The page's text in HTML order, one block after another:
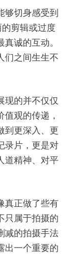
够切身感受到
剪辑或过度
诚的互动。
们之间生生不
现的并不仅仅
观的传递，
到更深入、更
录片，更是对
道精神、对平
真正做了些有
只属于拍摄的
减的拍摄手法
出一个重要的